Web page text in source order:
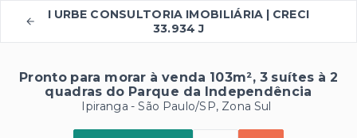
I URBE CONSULTORIA IMOBILIÁRIA | CRECI
33.934 J
Pronto para morar à venda 103m², 3 suítes à 2
quadras do Parque da Independência
Ipiranga - São Paulo/SP, Zona Sul